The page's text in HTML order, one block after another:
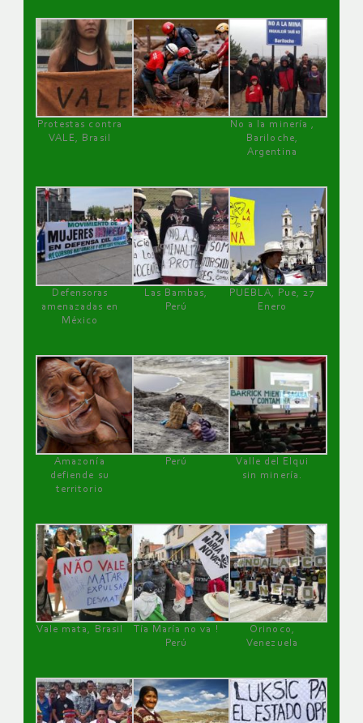
Protestas contra
VALE, Brasil
No a la minería ,
Bariloche,
Argentina
Defensoras
amenazadas en
México
Las Bambas,
Perú
PUEBLA, Pue, 27
Enero
Amazonía
defiende su
territorio
Perú
Valle del Elqui
sin minería.
Vale mata, Brasil
Tía María no va !
Perú
Orinoco,
Venezuela